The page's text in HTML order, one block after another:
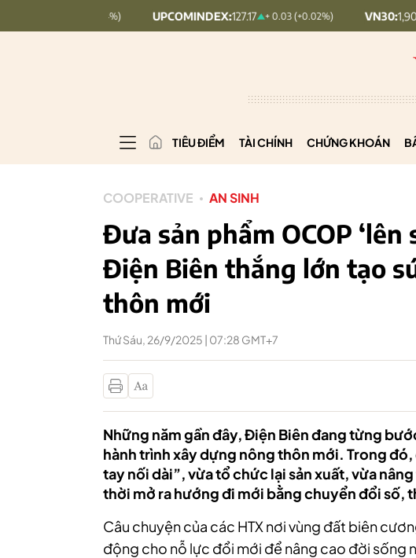
UPCOMINDEX:127.17 + 0.03 (+0.02%) VN30: 1,902.79
TIÊU ĐIỂM TÀI CHÍNH CHỨNG KHOÁN
COOPERATIVE AN SINH
Đưa sản phẩm OCOP ‘lên
Điện Biên thắng lớn tạo
thôn mới
Thứ Sáu, 26/9/2025 | 07:28 GMT+7
Những năm gần đây, Điện Biên đang từng
hành trình xây dựng nông thôn mới. Trong đó,
tay nối dài”, vừa tổ chức lại sản xuất, vừa
thời mở ra hướng đi mới bằng chuyển đổi số,
Câu chuyện của các HTX nơi vùng đất biên
động cho nỗ lực đổi mới để nâng cao đời sống